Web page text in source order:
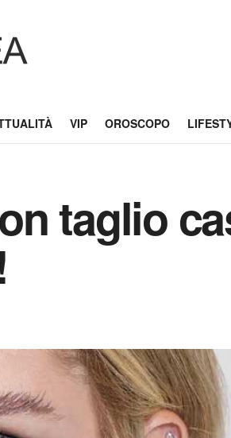
VIP OROSCOPO
taglio